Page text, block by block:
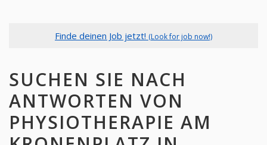
Finde deinen Job jetzt! (Look for job now!)
SUCHEN SIE NACH
ANTWORTEN VON
PHYSIOTHERAPIE AM